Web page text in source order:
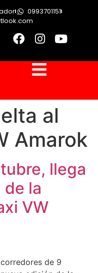
0993701151
al
Amarok
llega
de la
VW
de 9